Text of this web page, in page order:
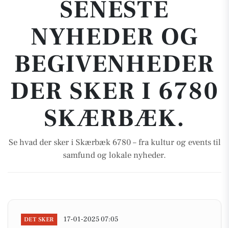
SENESTE
NYHEDER OG
BEGIVENHEDER
DER SKER I 6780
SKÆRBÆK.
Se hvad der sker i Skærbæk 6780 – fra kultur og events til
samfund og lokale nyheder.
DET SKER 17-01-2025 07:05